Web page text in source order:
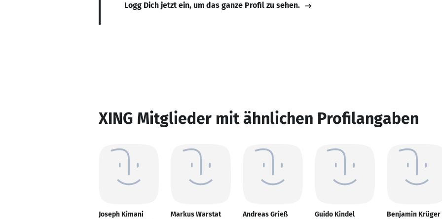
Logg Dich jetzt ein, um das ganze Profil zu sehen.
XING Mitglieder mit ähnlichen Profilangaben
Joseph Kimani Markus Warstat Andreas Grieß Guido Kindel Benjamin Krüger